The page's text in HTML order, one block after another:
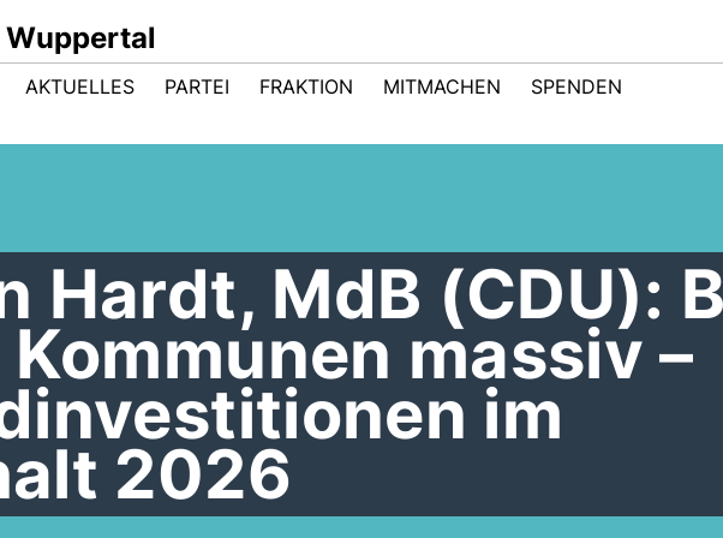
Wuppertal
AKTUELLES PARTEI FRAKTION MITMACHEN SPENDEN
Hardt, MdB (CDU):
massiv –
im
2026